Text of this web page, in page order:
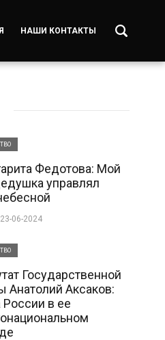
НАШИ КОНТАКТЫ
Федотова: Мой
управлял
06-2024
Государственной
Анатолий Аксаков:
России в ее